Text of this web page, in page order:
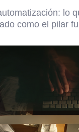
lo
como el pilar